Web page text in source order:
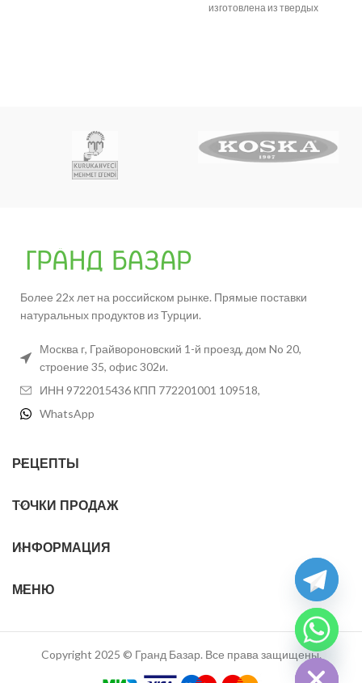
изготовлена из твердых
Более 22х лет на российском рынке. Прямые поставки
натуральных продуктов из Турции.
Москва г, Грайвороновский 1-й проезд, дом No 20,
строение 35, офис 302и.
ИНН 9722015436 КПП 772201001 109518,
WhatsApp
РЕЦЕПТЫ
ТОЧКИ ПРОДАЖ
ИНФОРМАЦИЯ
МЕНЮ
Copyright 2025 © Гранд Базар. Все права защищены.
Hide
chaty